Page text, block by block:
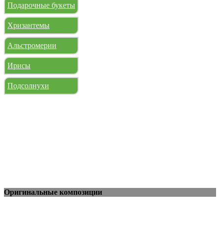
Подарочные букеты
Хризантемы
Альстромерии
Ирисы
Подсолнухи
Оригинальные композиции